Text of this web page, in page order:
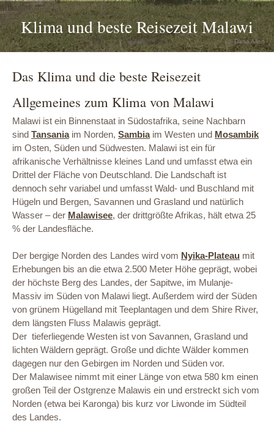
Klima und beste Reisezeit Malawi
© Dana Allen
Das Klima und die beste Reisezeit
Allgemeines zum Klima von Malawi
Malawi ist ein Binnenstaat in Südostafrika, seine Nachbarn
sind Tansaniaim Norden, Sambiaim Westen und Mosambik
im Osten, Süden und Südwesten. Malawi ist ein für
afrikanische Verhältnisse kleines Land und umfasst etwa ein
Drittel der Fläche von Deutschland. Die Landschaft ist
dennoch sehr variabel und umfasst Wald- und Buschland mit
Hügeln und Bergen, Savannen und Grasland und natürlich
Wasser – der Malawisee, der drittgrößte Afrikas, hält etwa 25
% der Landesfläche.
Der bergige Norden des Landes wird vom Nyika-Plateau mit
Erhebungen bis an die etwa 2.500 Meter Höhe geprägt, wobei
der höchste Berg des Landes, der Sapitwe, im Mulanje-
Massiv im Süden von Malawi liegt. Außerdem wird der Süden
von grünem Hügelland mit Teeplantagen und dem Shire River,
dem längsten Fluss Malawis geprägt.
Der tieferliegende Westen ist von Savannen, Grasland und
lichten Wäldern geprägt. Große und dichte Wälder kommen
dagegen nur den Gebirgen im Norden und Süden vor.
Der Malawisee nimmt mit einer Länge von etwa 580 km einen
großen Teil der Ostgrenze Malawis ein und erstreckt sich vom
Norden (etwa bei Karonga) bis kurz vor Liwonde im Südteil
des Landes.